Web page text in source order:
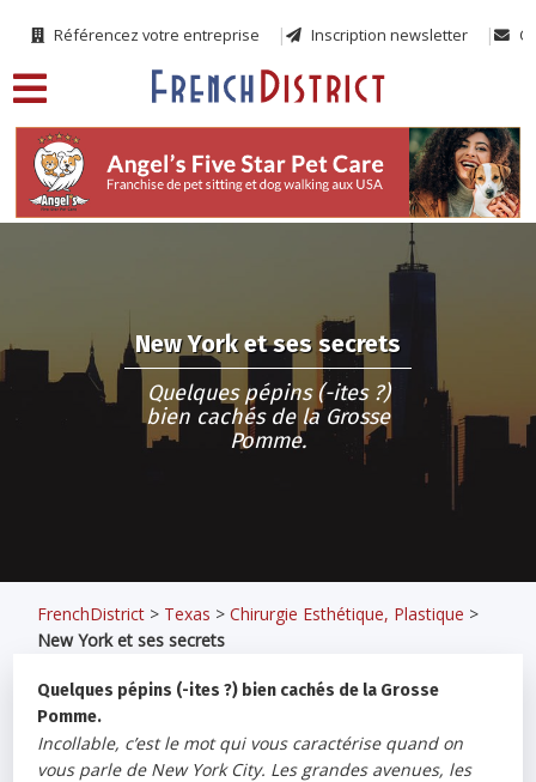
Référencez votre entreprise Inscription newsletter
New York et ses secrets
Quelques pépins (-ites ?)
bien cachés de la Grosse
Pomme.
FrenchDistrict > Texas >Chirurgie Esthétique, Plastique >
New York et ses secrets
Quelques pépins (-ites ?) bien cachés de la Grosse
Pomme.
Incollable, c’est le mot qui vous caractérise quand on
vous parle de New York City. Les grandes avenues, les